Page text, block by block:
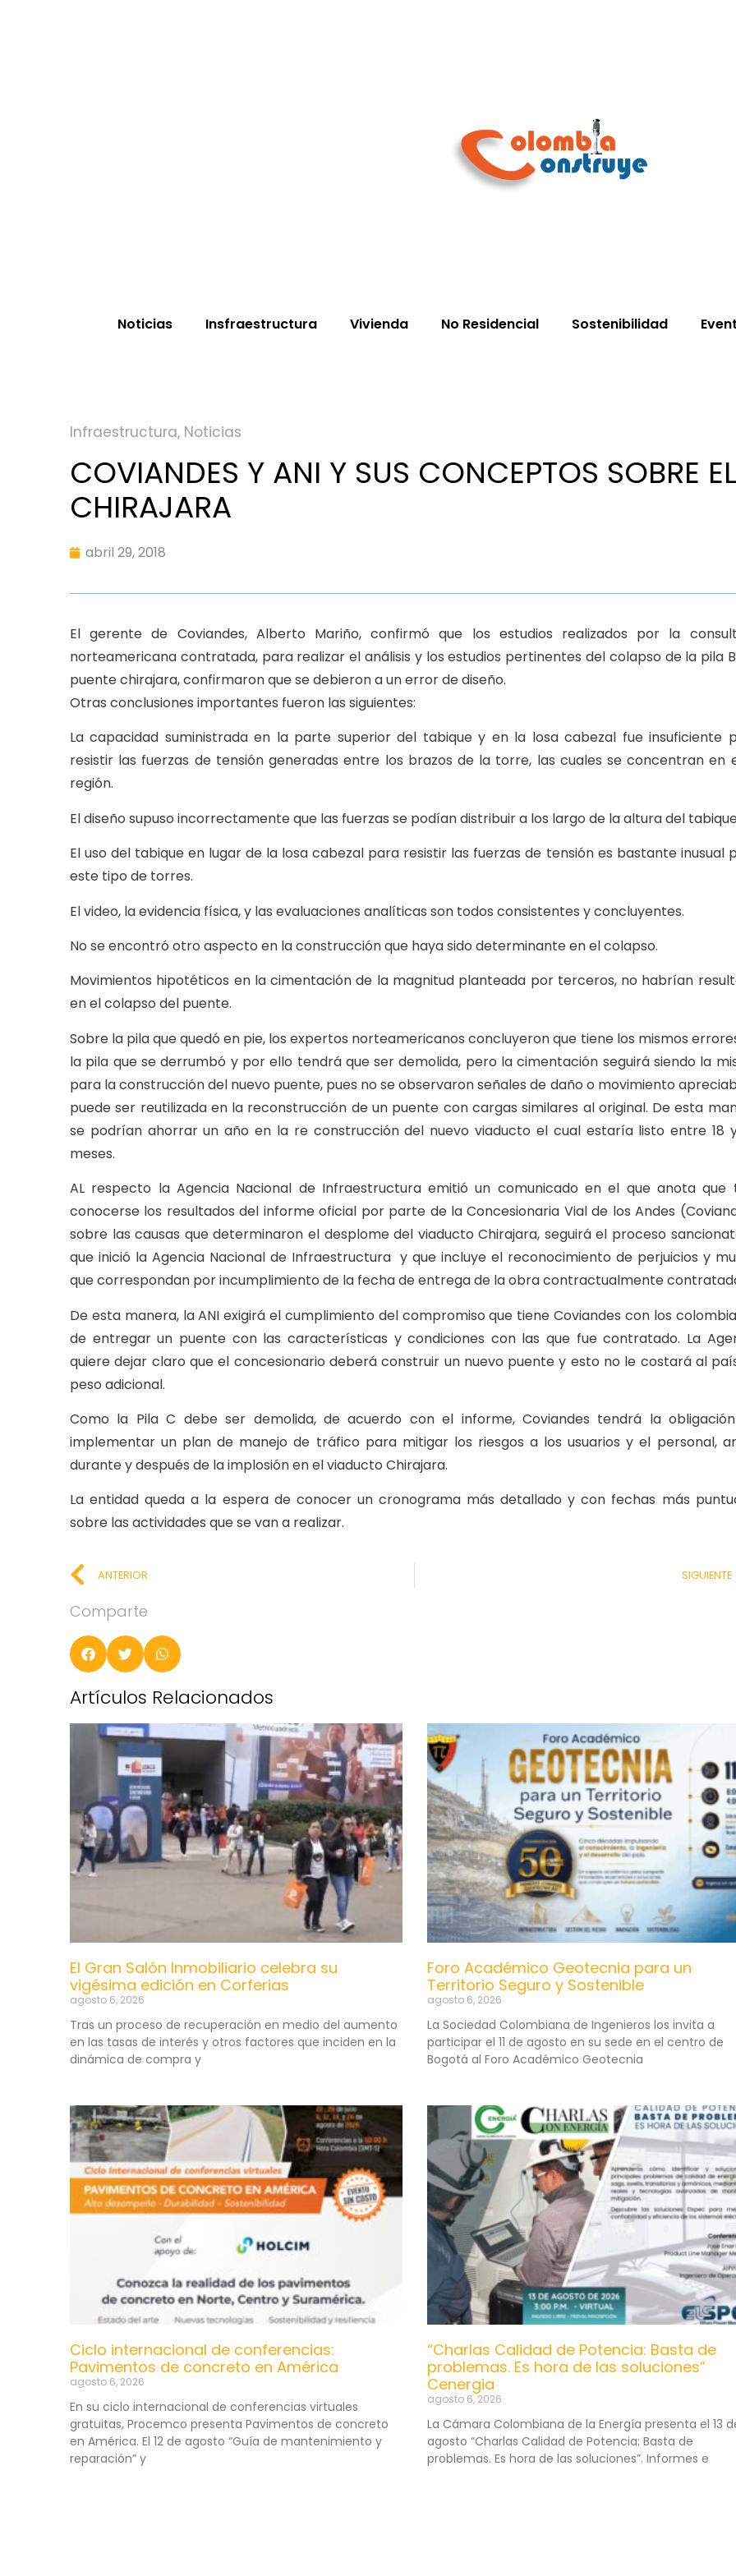
Noticias Insfraestructura Vivienda No Residencial Sostenibilidad
Infraestructura, Noticias
COVIANDES Y ANI Y SUS CONCEPTOS SOBRE EL
CHIRAJARA
abril 29, 2018
El gerente de Coviandes, Alberto Mariño, confirmó que los estudios realizados por la
norteamericana contratada, para realizar el análisis y los estudios pertinentes del colapso de la pila
puente chirajara, confirmaron que se debieron a un error de diseño.
Otras conclusiones importantes fueron las siguientes:
La capacidad suministrada en la parte superior del tabique y en la losa cabezal fue insuficiente
resistir las fuerzas de tensión generadas entre los brazos de la torre, las cuales se concentran en
región.
El diseño supuso incorrectamente que las fuerzas se podían distribuir a los largo de la altura del
El uso del tabique en lugar de la losa cabezal para resistir las fuerzas de tensión es bastante inusual
este tipo de torres.
El video, la evidencia física, y las evaluaciones analíticas son todos consistentes y concluyentes.
No se encontró otro aspecto en la construcción que haya sido determinante en el colapso.
Movimientos hipotéticos en la cimentación de la magnitud planteada por terceros, no habrían
en el colapso del puente.
Sobre la pila que quedó en pie, los expertos norteamericanos concluyeron que tiene los mismos
la pila que se derrumbó y por ello tendrá que ser demolida, pero la cimentación seguirá siendo la
para la construcción del nuevo puente, pues no se observaron señales de daño o movimiento
puede ser reutilizada en la reconstrucción de un puente con cargas similares al original. De esta
se podrían ahorrar un año en la re construcción del nuevo viaducto el cual estaría listo entre 18
meses.
AL respecto la Agencia Nacional de Infraestructura emitió un comunicado en el que anota que
conocerse los resultados del informe oficial por parte de la Concesionaria Vial de los Andes
sobre las causas que determinaron el desplome del viaducto Chirajara, seguirá el proceso
que inició la Agencia Nacional de Infraestructura y que incluye el reconocimiento de perjuicios y
que correspondan por incumplimiento de la fecha de entrega de la obra contractualmente
De esta manera, la ANI exigirá el cumplimiento del compromiso que tiene Coviandes con los
de entregar un puente con las características y condiciones con las que fue contratado. La
quiere dejar claro que el concesionario deberá construir un nuevo puente y esto no le costará al
peso adicional.
Como la Pila C debe ser demolida, de acuerdo con el informe, Coviandes tendrá la
implementar un plan de manejo de tráfico para mitigar los riesgos a los usuarios y el personal,
durante y después de la implosión en el viaducto Chirajara.
La entidad queda a la espera de conocer un cronograma más detallado y con fechas más
sobre las actividades que se van a realizar.
ANTERIOR SIGUIENTE
Comparte
Artículos Relacionados
El Gran Salón Inmobiliario celebra su
vigésima edición en Corferias
agosto 6, 2026
Tras un proceso de recuperación en medio del aumento
en las tasas de interés y otros factores que inciden en la
dinámica de compra y
Foro Académico Geotecnia para un
Territorio Seguro y Sostenible
agosto 6, 2026
La Sociedad Colombiana de Ingenieros los invita a
participar el 11 de agosto en su sede en el centro de
Bogotá al Foro Académico Geotecnia
Ciclo internacional de conferencias:
Pavimentos de concreto en América
agosto 6, 2026
En su ciclo internacional de conferencias virtuales
gratuitas, Procemco presenta Pavimentos de concreto
en América. El 12 de agosto “Guía de mantenimiento y
reparación” y
“Charlas Calidad de Potencia: Basta de
problemas. Es hora de las soluciones”
Cenergia
agosto 6, 2026
La Cámara Colombiana de la Energía presenta el 13
agosto “Charlas Calidad de Potencia: Basta de
problemas. Es hora de las soluciones”. Informes e